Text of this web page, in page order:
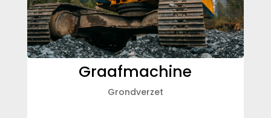
Graafmachine
Grondverzet